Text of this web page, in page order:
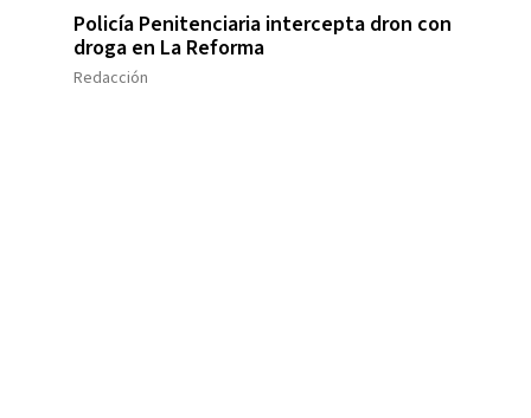
Policía Penitenciaria intercepta dron con
droga en La Reforma
Redacción